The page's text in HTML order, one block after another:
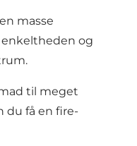
masse
enkeltheden og
til meget
du få en fire-